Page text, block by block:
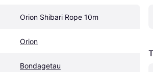
Orion Shibari Rope 10m
Orion
Bondagetau